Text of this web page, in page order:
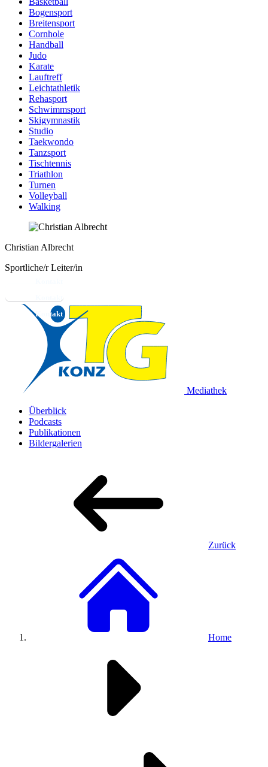
Bogensport
Breitensport
Cornhole
Handball
Judo
Karate
Lauftreff
Leichtathletik
Rehasport
Schwimmsport
Skigymnastik
Studio
Taekwondo
Tanzsport
Tischtennis
Triathlon
Turnen
Volleyball
Walking
Christian Albrecht
Sportliche/r Leiter/in
Mediathek
Überblick
Podcasts
Publikationen
Bildergalerien
Zurück
Home